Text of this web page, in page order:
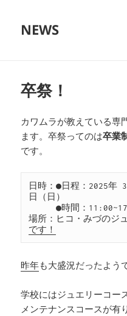
NEWS
卒祭！
カワムラが教えている専
ます。卒祭ってのは卒業
です。
日時：●日程：2025年
日（日）
●時間：
場所：ヒコ・みづのジ
です！
昨年も大盛況だったよう
学校にはジュエリーコー
メンテナンスコースが有